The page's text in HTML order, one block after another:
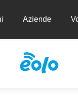
Aziende
Aziende